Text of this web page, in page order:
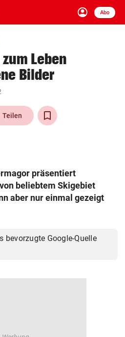
account_circle
Anmelden
Abo
close Schließen
arrow_right
arrow_right
Leben
Bilder
Teilen
präsentiert
beliebtem Skigebiet
aber nur einmal gezeigt
bevorzugte Google-Quelle